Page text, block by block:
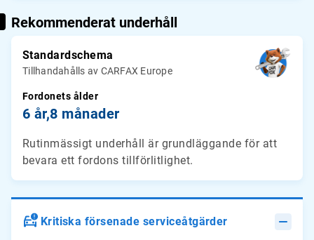
Rekommenderat underhåll
Standardschema
Tillhandahålls av CARFAX Europe
Fordonets ålder
6 år,8 månader
Rutinmässigt underhåll är grundläggande för att
bevara ett fordons tillförlitlighet.
Kritiska försenade serviceåtgärder